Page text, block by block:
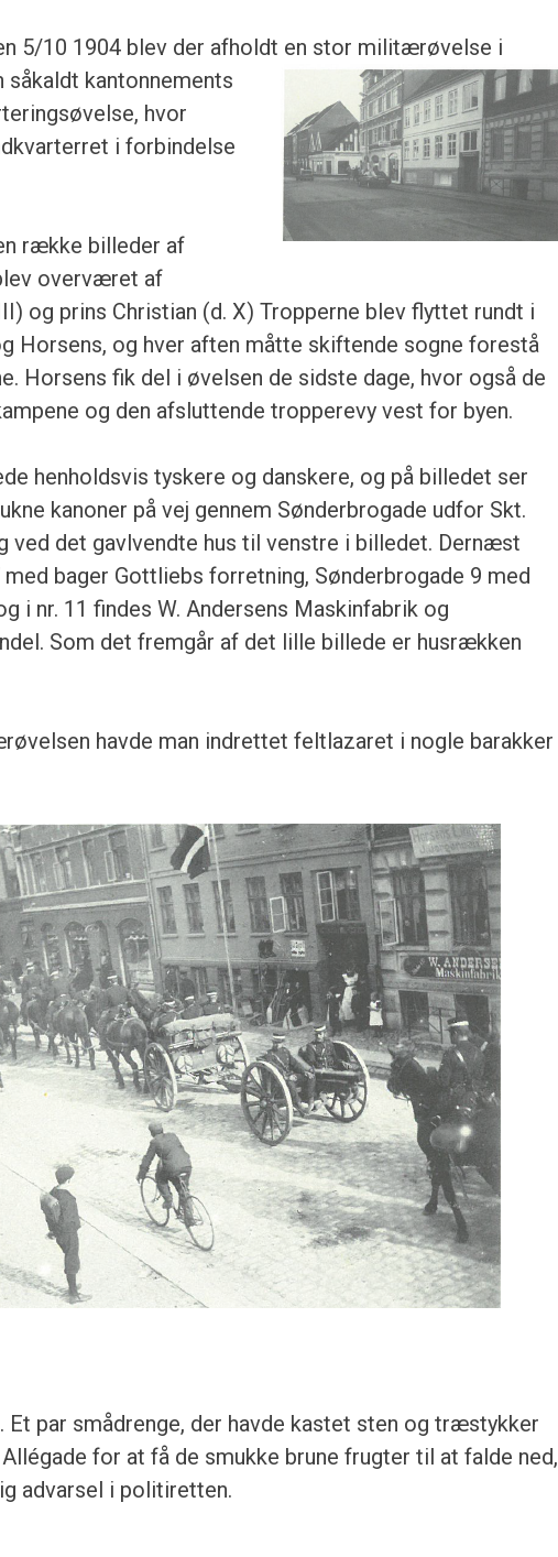
5/10 1904 blev der afholdt en stor militærøvelse i
kantonnements
hvor
i forbindelse
række billeder af
overværet af
og prins Christian (d. X) Tropperne blev flyttet rundt i
Horsens, og hver aften måtte skiftende sogne forestå
Horsens fik del i øvelsen de sidste dage, hvor også de
og den afsluttende tropperevy vest for byen.
henholdsvis tyskere og danskere, og på billedet ser
kanoner på vej gennem Sønderbrogade udfor Skt.
ved det gavlvendte hus til venstre i billedet. Dernæst
bager Gottliebs forretning, Sønderbrogade 9 med
i nr. 11 findes W. Andersens Maskinfabrik og
Som det fremgår af det lille billede er husrækken
havde man indrettet feltlazaret i nogle barakker
par smådrenge, der havde kastet sten og træstykker
for at få de smukke brune frugter til at falde ned,
advarsel i politiretten.